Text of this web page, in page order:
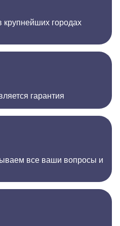
крупнейших городах
гарантия
все ваши вопросы и